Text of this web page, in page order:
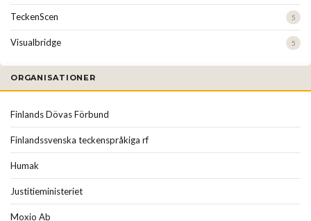
TeckenScen 5
Visualbridge 5
ORGANISATIONER
Finlands Dövas Förbund
Finlandssvenska teckenspråkiga rf
Humak
Justitieministeriet
Moxio Ab